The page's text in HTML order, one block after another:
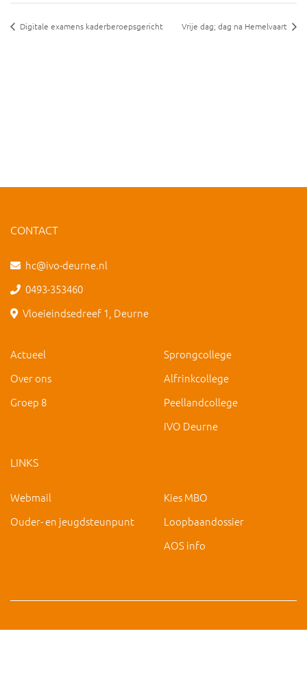
Digitale examens kaderberoepsgericht Vrije dag; dag na Hemelvaart
CONTACT
hc@ivo-deurne.nl
0493-353460
Vloeieindsedreef 1, Deurne
Actueel
Over ons
Groep 8
Sprongcollege
Alfrinkcollege
Peellandcollege
IVO Deurne
LINKS
Webmail
Ouder- en jeugdsteunpunt
Kies MBO
Loopbaandossier
AOS info
Copyright 2019 IVO Deurne | hc@ivo-deurne.nl|Cookies